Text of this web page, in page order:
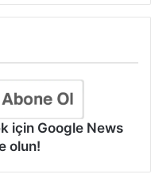
için Google News
olun!